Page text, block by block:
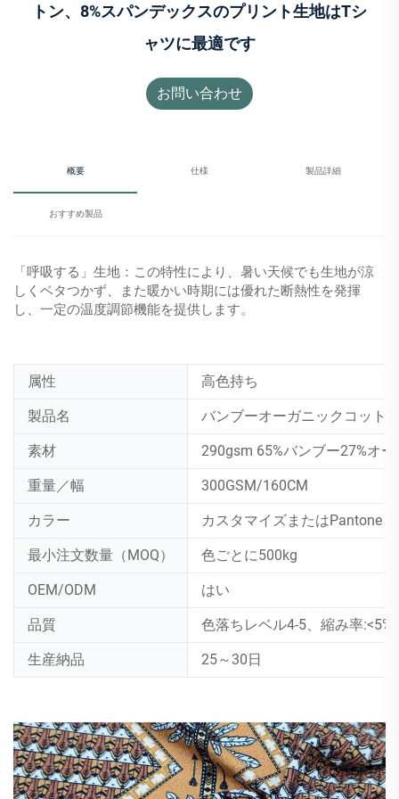
トン、8%スパンデックスのプリント生地はTシ
ャツに最適です
お問い合わせ
概要 仕様 製品詳細
おすすめ製品
「呼吸する」生地：この特性により、暑い天候でも生地が涼
しくベタつかず、また暖かい時期には優れた断熱性を発揮
し、一定の温度調節機能を提供します。
属性 高色持ち
製品名 バンブーオーガニックコット
素材 290gsm 65%バンブー27%オ
重量／幅 300GSM/160CM
カラー カスタマイズまたはPantone
最小注文数量（MOQ） 色ごとに500kg
OEM/ODM はい
品質 色落ちレベル4-5、縮み率:<5%
生産納品 25～30日